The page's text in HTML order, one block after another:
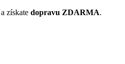
a získate dopravu ZDARMA.